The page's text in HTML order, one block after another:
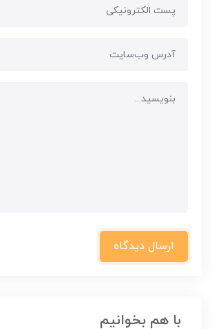
ارسال دیدگاه
با هم بخوانیم